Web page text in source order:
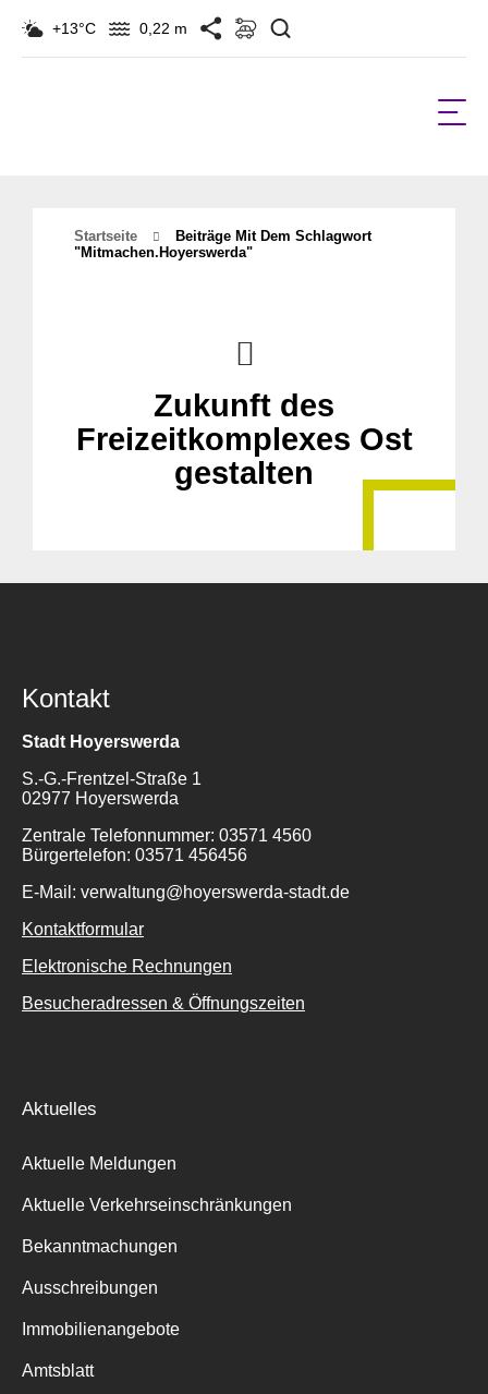
+13°C 0,22 m
Startseite
Beiträge Mit Dem Schlagwort
"Mitmachen.Hoyerswerda"
Zukunft des
Freizeitkomplexes Ost
gestalten
Kontakt
Stadt Hoyerswerda
S.-G.-Frentzel-Straße 1
02977 Hoyerswerda
Zentrale Telefonnummer: 03571 4560
Bürgertelefon: 03571 456456
E-Mail: verwaltung@hoyerswerda-stadt.de
Kontaktformular
Elektronische Rechnungen
Besucheradressen & Öffnungszeiten
Aktuelles
Aktuelle Meldungen
Aktuelle Verkehrseinschränkungen
Bekanntmachungen
Ausschreibungen
Immobilienangebote
Amtsblatt